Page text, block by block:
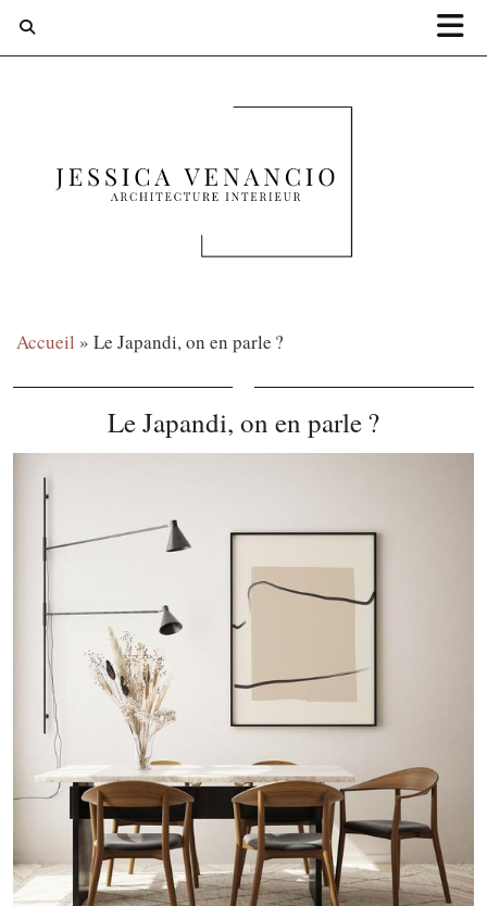
Accueil » Le Japandi, on en parle ?
Le Japandi, on en parle ?